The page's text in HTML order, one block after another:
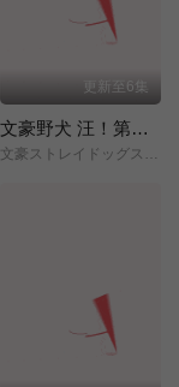
更新至6集
文豪野犬 汪！第二季